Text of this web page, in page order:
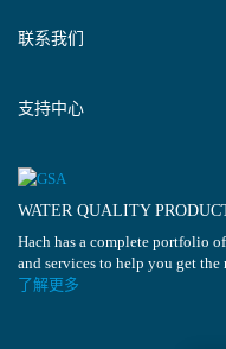
联系我们
支持中心
WATER QUALITY
Hach has a complete portfolio
and services to help you get the
了解更多